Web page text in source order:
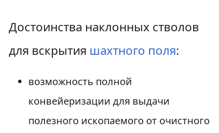
Достоинства наклонных стволов
для вскрытия шахтного поля:
возможность полной
конвейеризации для выдачи
полезного ископаемого от очистного